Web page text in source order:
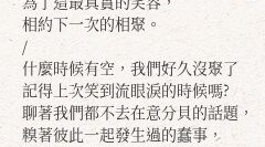
相約下一次的相聚。
/
什麼時候有空，我們好久沒聚了
記得上次笑到流眼淚的時候嗎?
聊著我們都不去在意分貝的話題，
糗著彼此一起發生過的蠢事，